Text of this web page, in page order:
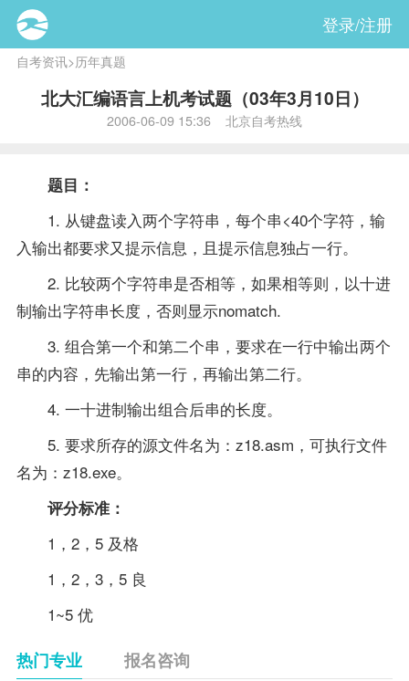
登录/注册
自考资讯>历年真题
北大汇编语言上机考试题（03年3月10日）
2006-06-09 15:36 北京自考热线
题目：
1. 从键盘读入两个字符串，每个串<40个字符，输
入输出都要求又提示信息，且提示信息独占一行。
2. 比较两个字符串是否相等，如果相等则，以十进
制输出字符串长度，否则显示nomatch.
3. 组合第一个和第二个串，要求在一行中输出两个
串的内容，先输出第一行，再输出第二行。
4. 一十进制输出组合后串的长度。
5. 要求所存的源文件名为：z18.asm，可执行文件
名为：z18.exe。
评分标准：
1，2，5 及格
1，2，3，5 良
1~5 优
热门专业 报名咨询